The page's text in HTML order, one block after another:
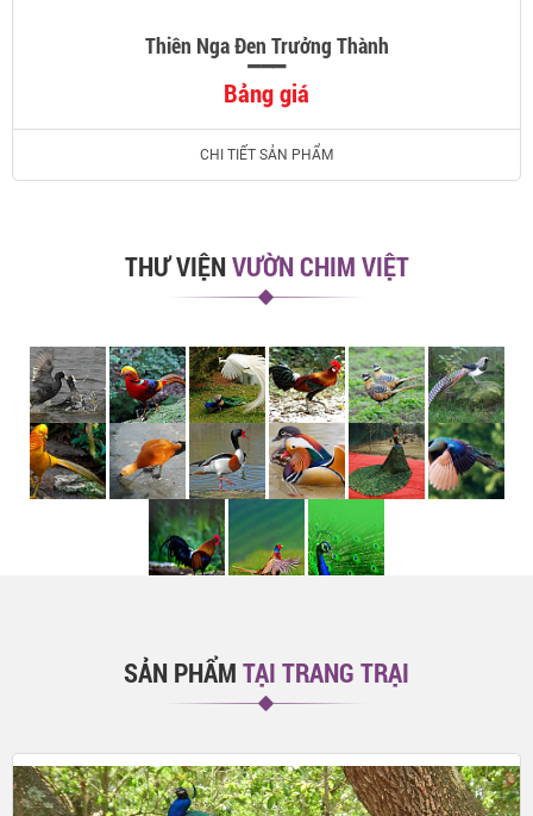
Thiên Nga Đen Trưởng Thành
Bảng giá
CHI TIẾT SẢN PHẨM
THƯ VIỆNVƯỜN CHIM VIỆT
SẢN PHẨM TẠI TRANG TRẠI